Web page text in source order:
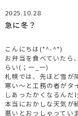
2025.10.28
急に冬？
こんにちは(*^-^*)
お弁当を食べていたら
らい(；一_一)
札幌では、先ほど雪が
寒い～と工務の者がタ
しあったかくなるんだ
本当におかしな天気が
悪いとおっしゃってい